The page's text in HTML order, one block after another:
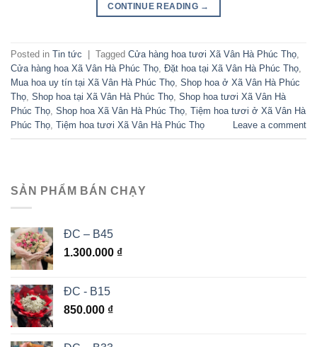
CONTINUE READING →
Posted in Tin tức Tagged Cửa hàng hoa tươi Xã Vân Hà Phúc Thọ
Cửa hàng hoa Xã Vân Hà Phúc Thọ Đặt hoa tại Xã Vân Hà Phúc Thọ
Mua hoa uy tín tại Xã Vân Hà Phúc Thọ Shop hoa ở Xã Vân Hà Phúc
Thọ Shop hoa tại Xã Vân Hà Phúc Thọ Shop hoa tươi Xã Vân Hà
Phúc Thọ Shop hoa Xã Vân Hà Phúc Thọ Tiệm hoa tươi ở Xã Vân Hà
Phúc Thọ Tiệm hoa tươi Xã Vân Hà Phúc Thọ Leave a comment
SẢN PHẨM BÁN CHẠY
ĐC – B45
1.300.000 ₫
ĐC - B15
850.000 ₫